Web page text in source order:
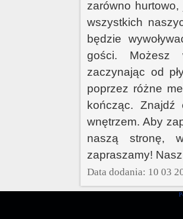
zarówno
wszystkich
będzie
gości. Możesz
zaczynając od
poprzez różne
kończąc.
wnętrzem. Aby
naszą stronę,
zapraszamy!
Data dodania: 10 03